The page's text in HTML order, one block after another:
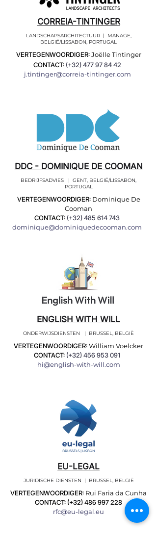
CORREIA-TINTINGER
LANDSCHAPSARCHITECTUUR | MANAGE,
BELGIË/LISSABON, PORTUGAL
VERTEGENWOORDIGER:Joëlle Tintinger
CONTACT: (+32)477 97 84 42
j.tintinger@correia-tintinger.com
DDC - DOMINIQUE DE COOMAN
BEDRIJFSADVIES | GENT, BELGIË/LISSABON,
PORTUGAL
VERTEGENWOORDIGER: Dominique De
Cooman
CONTACT: (+32)485 614 743
dominique@dominiquedecooman.com
ENGLISH WITH WILL
ONDERWIJSDIENSTEN | BRUSSEL, BELGIË
VERTEGENWOORDIGER:William Voelcker
CONTACT: (+32)456 953 091
hi@english-with-will.com
EU-LEGAL
JURIDISCHE DIENSTEN | BRUSSEL, BELGIË
VERTEGENWOORDIGER: Rui Faria da Cunha
CONTACT: (+32)486 997 228
rfc@eu-legal.eu